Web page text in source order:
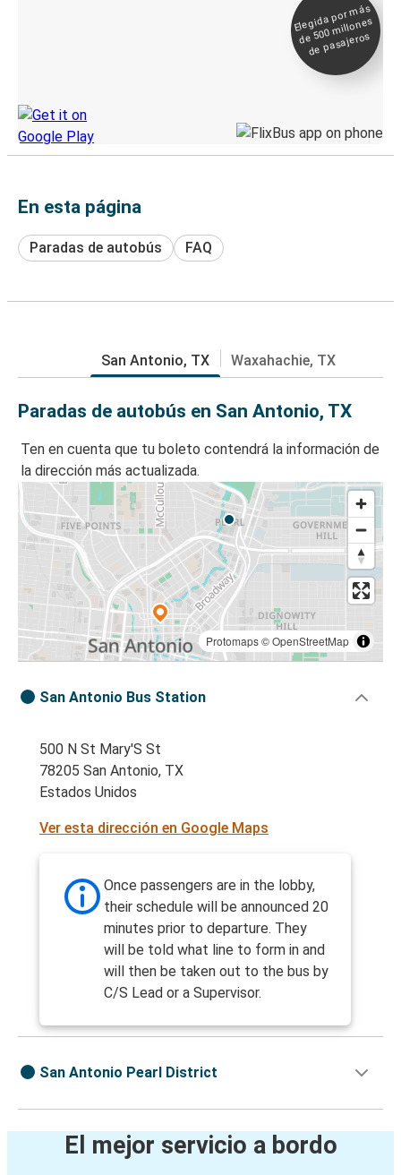
Elegida por
más
de 500
millones
de pasajeros
En esta página
Paradas de autobús FAQ
San Antonio, TX Waxahachie, TX
Paradas de autobús en San Antonio, TX
Ten en cuenta que tu boleto contendrá la información de
la dirección más actualizada.
Protomaps©OpenStreetMap
San Antonio Bus Station
500 N St Mary'S St
78205 San Antonio, TX
Estados Unidos
Ver esta dirección en Google Maps
Once passengers are in the lobby,
their schedule will be announced 20
minutes prior to departure. They
will be told what line to form in and
will then be taken out to the bus by
C/S Lead or a Supervisor.
San Antonio Pearl District
El mejor servicio a bordo